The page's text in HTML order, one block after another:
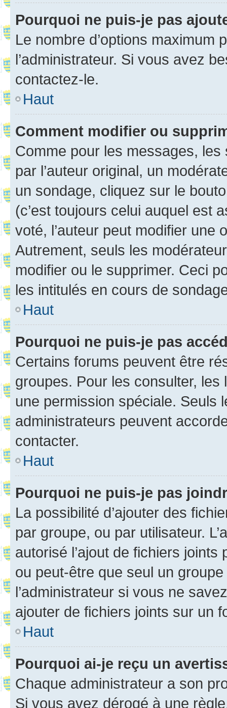
Pourquoi ne puis-je pas
Le nombre d’options maximum
l’administrateur. Si vous avez
contactez-le.
Haut
Comment modifier ou
Comme pour les messages,
par l’auteur original, un
un sondage, cliquez sur le
(c’est toujours celui auquel est
voté, l’auteur peut modifier une
Autrement, seuls les
modifier ou le supprimer. Ceci
les intitulés en cours de
Haut
Pourquoi ne puis-je pas
Certains forums peuvent être
groupes. Pour les consulter,
une permission spéciale. Seuls
administrateurs peuvent
contacter.
Haut
Pourquoi ne puis-je pas
La possibilité d’ajouter des
par groupe, ou par utilisateur.
autorisé l’ajout de fichiers
ou peut-être que seul un
l’administrateur si vous ne
ajouter de fichiers joints sur un
Haut
Pourquoi ai-je reçu un
Chaque administrateur a son
Si vous avez dérogé à une